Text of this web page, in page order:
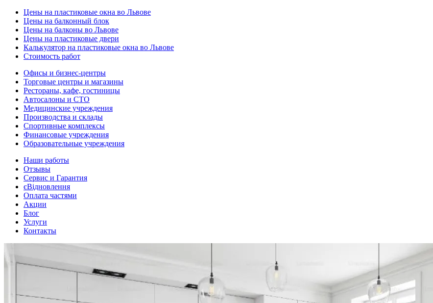
Цены на пластиковые окна во Львове
Цены на балконный блок
Цены на балконы во Львове
Цены на пластиковые двери
Калькулятор на пластиковые окна во Львове
Стоимость работ
Офисы и бизнес-центры
Торговые центры и магазины
Рестораны, кафе, гостиницы
Автосалоны и СТО
Медицинские учреждения
Производства и склады
Спортивные комплексы
Финансовые учреждения
Образовательные учреждения
Наши работы
Отзывы
Сервис и Гарантия
єВідновлення
Оплата частями
Акции
Блог
Услуги
Контакты